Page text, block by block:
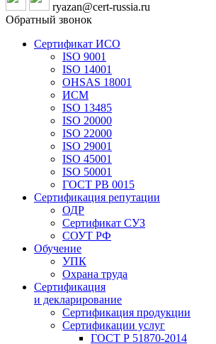
ryazan@cert-russia.ru
Обратный звонок
Сертификат ИСО
ISO 9001
ISO 14001
OHSAS 18001
ИСМ
ISO 13485
ISO 20000
ISO 22000
ISO 29001
ISO 45001
ISO 50001
ГОСТ РВ 0015
Сертификация репутации
ОДР
Сертификат СУЗ
СОУТ РФ
Обучение
УПК
Охрана труда
Сертификация
и декларирование
Сертификация продукции
Сертификации услуг
ГОСТ Р 51870-2014